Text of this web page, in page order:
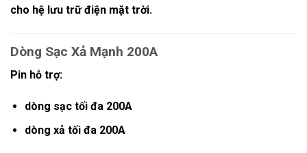
cho hệ lưu trữ điện mặt trời.
Dòng Sạc Xả Mạnh 200A
Pin hỗ trợ:
dòng sạc tối đa 200A
dòng xả tối đa 200A